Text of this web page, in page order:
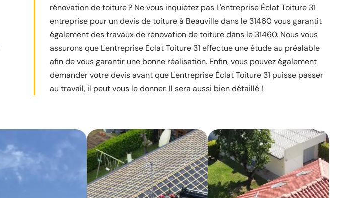
rénovation de toiture ? Ne vous inquiétez pas L'entreprise Éclat Toiture 31
entreprise pour un devis de toiture à Beauville dans le 31460 vous garantit
également des travaux de rénovation de toiture dans le 31460. Nous vous
assurons que L'entreprise Éclat Toiture 31 effectue une étude au préalable
afin de vous garantir une bonne réalisation. Enfin, vous pouvez également
demander votre devis avant que L'entreprise Éclat Toiture 31 puisse passer
au travail, il peut vous le donner. Il sera aussi bien détaillé !